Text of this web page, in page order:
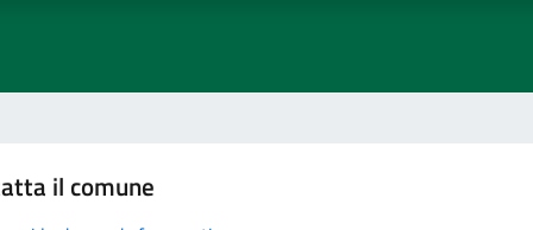
il comune